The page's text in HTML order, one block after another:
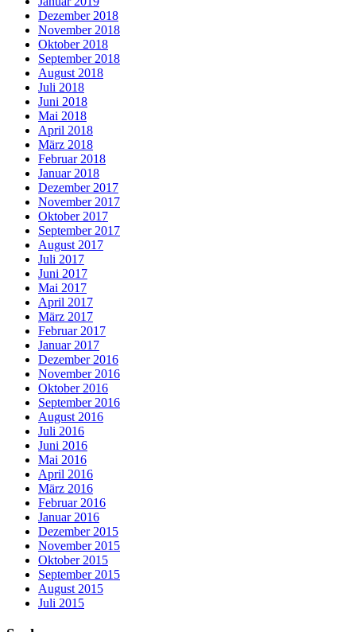
Dezember 2018
November 2018
Oktober 2018
September 2018
August 2018
Juli 2018
Juni 2018
Mai 2018
April 2018
März 2018
Februar 2018
Januar 2018
Dezember 2017
November 2017
Oktober 2017
September 2017
August 2017
Juli 2017
Juni 2017
Mai 2017
April 2017
März 2017
Februar 2017
Januar 2017
Dezember 2016
November 2016
Oktober 2016
September 2016
August 2016
Juli 2016
Juni 2016
Mai 2016
April 2016
März 2016
Februar 2016
Januar 2016
Dezember 2015
November 2015
Oktober 2015
September 2015
August 2015
Juli 2015